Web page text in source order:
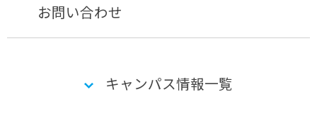
お問い合わせ
キャンパス情報一覧